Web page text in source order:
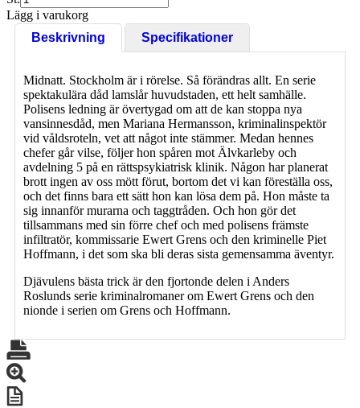
Lägg i varukorg
Beskrivning
Specifikationer
Midnatt. Stockholm är i rörelse. Så förändras allt. En serie
spektakulära dåd lamslår huvudstaden, ett helt samhälle.
Polisens ledning är övertygad om att de kan stoppa nya
vansinnesdåd, men Mariana Hermansson, kriminalinspektör
vid våldsroteln, vet att något inte stämmer. Medan hennes
chefer går vilse, följer hon spåren mot Älvkarleby och
avdelning 5 på en rättspsykiatrisk klinik. Någon har planerat
brott ingen av oss mött förut, bortom det vi kan föreställa oss,
och det finns bara ett sätt hon kan lösa dem på. Hon måste ta
sig innanför murarna och taggtråden. Och hon gör det
tillsammans med sin förre chef och med polisens främste
infiltratör, kommissarie Ewert Grens och den kriminelle Piet
Hoffmann, i det som ska bli deras sista gemensamma äventyr.
Djävulens bästa trick är den fjortonde delen i Anders
Roslunds serie kriminalromaner om Ewert Grens och den
nionde i serien om Grens och Hoffmann.